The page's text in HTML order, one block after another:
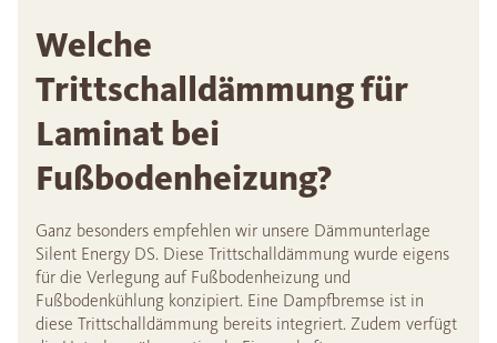
Welche
Trittschalldämmung für
Laminat bei
Fußbodenheizung?
Ganz besonders empfehlen wir unsere Dämmunterlage
Silent Energy DS. Diese Trittschalldämmung wurde eigens
für die Verlegung auf Fußbodenheizung und
Fußbodenkühlung konzipiert. Eine Dampfbremse ist in
diese Trittschalldämmung bereits integriert. Zudem verfügt